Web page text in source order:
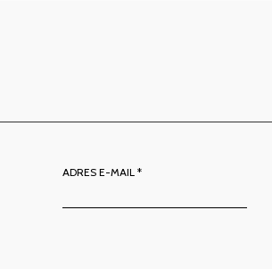
ADRES E-MAIL *